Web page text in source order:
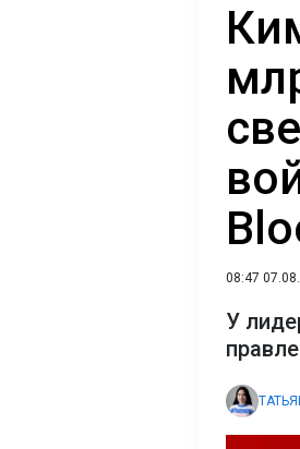
08:47
У